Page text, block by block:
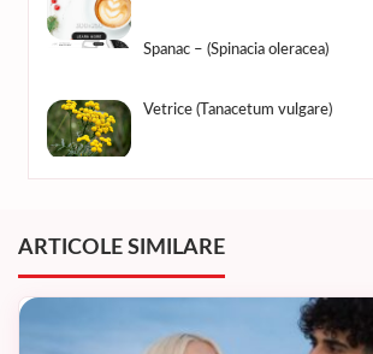
Spanac – (Spinacia oleracea)
Vetrice (Tanacetum vulgare)
ARTICOLE SIMILARE